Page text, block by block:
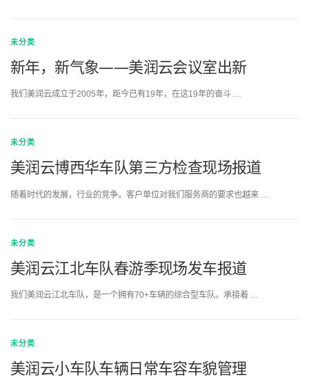
未分类
新年，新气象——美润云会议室出新
我们美润云成立于2005年，距今已有19年，在这19年的奋斗 …
未分类
美润云博西华车队第三方检查现场报道
随着时代的发展，行业的竞争。客户单位对我们服务商的要求也越来 …
未分类
美润云江北车队春游季现场发车报道
我们美润云江北车队，是一个拥有70+车辆的综合型车队。承接着 …
未分类
美润云小车队车辆日常车容车貌管理